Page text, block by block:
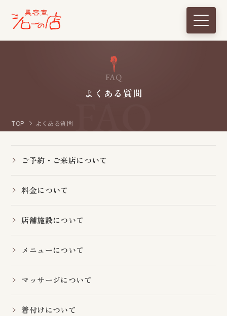
FAQ
よ く ある質問
TOP よくある質問
ご予約・ご来店について
料金について
店舗施設について
メニューについて
マッサージについて
着付けについて